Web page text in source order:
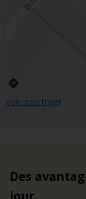
Voir mon trajet
Des
jour.